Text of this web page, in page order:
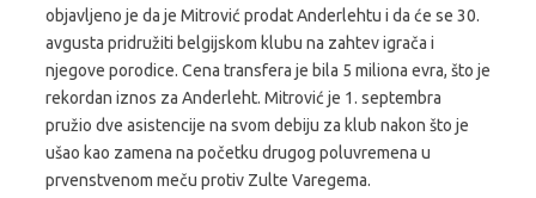
objavljeno je da je Mitrović prodat Anderlehtu i da će se 30.
avgusta pridružiti belgijskom klubu na zahtev igrača i
njegove porodice. Cena transfera je bila 5 miliona evra, što je
rekordan iznos za Anderleht. Mitrović je 1. septembra
pružio dve asistencije na svom debiju za klub nakon što je
ušao kao zamena na početku drugog poluvremena u
prvenstvenom meču protiv Zulte Varegema.